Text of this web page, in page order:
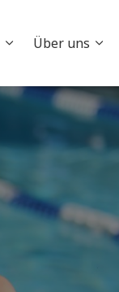
Über uns